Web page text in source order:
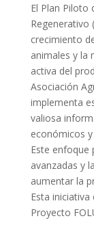
El Plan Piloto
Regenerativo
crecimiento
animales y la
activa del
Asociación
implementa
valiosa
económicos
Este enfoque
avanzadas y
aumentar la
Esta
Proyecto